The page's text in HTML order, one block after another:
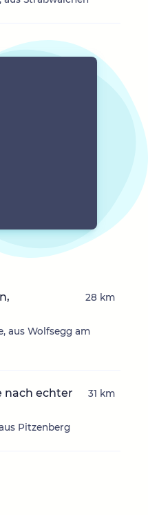
aus Wolfsegg am
28 km
nach echter
Pitzenberg
31 km